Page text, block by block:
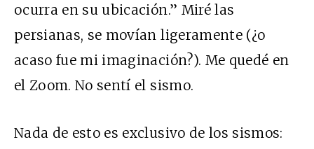
ocurra en su ubicación.” Miré las
persianas, se movían ligeramente (¿o
acaso fue mi imaginación?). Me quedé en
el Zoom. No sentí el sismo.
Nada de esto es exclusivo de los sismos: